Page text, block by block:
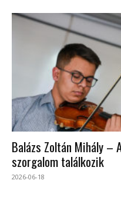
Balázs Zoltán Mihály –
szorgalom találkozik
2026-06-18